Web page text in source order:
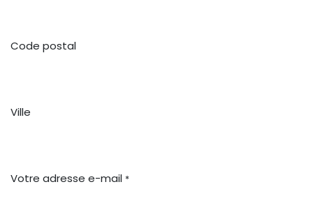
Code postal
Ville
Votre adresse e-mail *